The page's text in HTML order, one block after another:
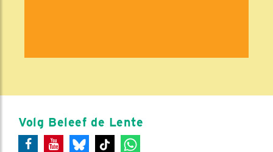
Volg Beleef de Lente